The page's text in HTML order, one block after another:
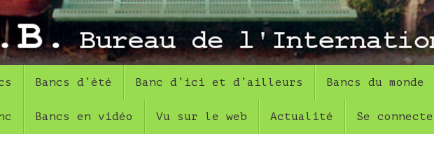
Bancs d’été Banc d’ici et d’ailleurs Bancs du monde
Bancs en vidéo Vu sur le web Actualité Se